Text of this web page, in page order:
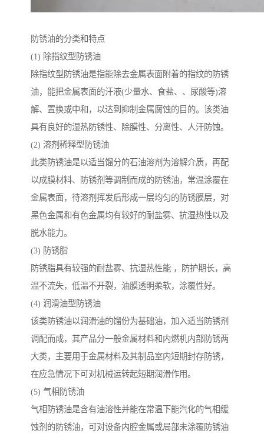
防锈油的分类和特点
(1) 除指纹型防锈油
除指纹型防锈油是指能除去金属表面附着的指纹的防锈
油，能把金属表面的汗液(少量水、食盐、、尿酸等)溶
解、置换或中和，以达到抑制金属腐蚀的目的。该类油
具有良好的湿热防锈性、除膜性、分离性、人汗防蚀。
(2) 溶剂稀释型防锈油
此类防锈油是以适当馏分的石油溶剂为溶解介质，再配
以成膜材料、防锈剂等调制而成的防锈油，常温涂覆在
金属表面，待溶剂挥发后形成一层均匀的防锈膜层，对
黑色金属和有色金属均有较好的耐盐雾、抗湿热性以及
脱水能力。
(3) 防锈脂
防锈脂具有较强的耐盐雾、抗湿热性能 ，防护期长，高
温不流失，低温不开裂，油膜透明柔软，涂覆性好。
(4) 润滑油型防锈油
该类防锈油以润滑油的馏份为基础油，加入适当防锈剂
调配而成，其产品分一般金属材料和内燃机内部防锈两
大类，主要用于金属材料及其制品室内短期封存防锈，
在应急情况下可对机械运转起短期润滑作用。
(5) 气相防锈油
气相防锈油是含有油溶性并能在常温下能汽化的气相缓
蚀剂的防锈油，可对设备内腔金属或局部未涂覆防锈油